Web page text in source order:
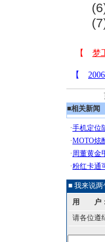
(6)
(7)
■相关新闻
■ 我来说两
用 户
请各位遵